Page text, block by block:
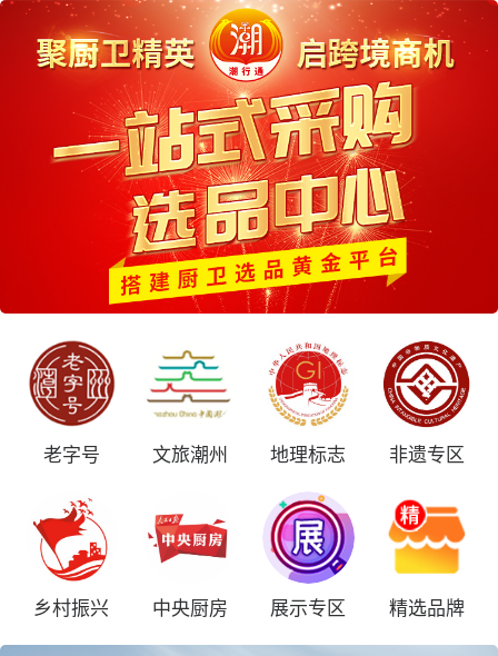
老字号 文旅潮州 地理标志 非遗专区
乡村振兴 中央厨房 展示专区 精选品牌